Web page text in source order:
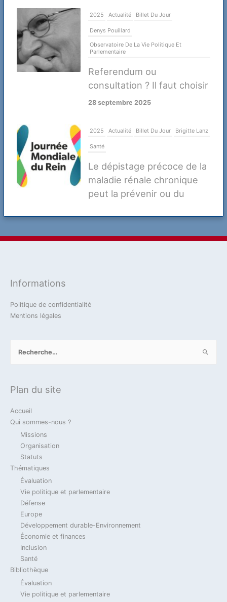
2025 Actualité Billet Du Jour
Denys Pouillard
Observatoire De La Vie Politique Et
Parlementaire
Referendum ou
consultation ? Il faut choisir
28 septembre 2025
2025 Actualité Billet Du Jour Brigitte Lanz
Santé
Le dépistage précoce de la
maladie rénale chronique
peut la prévenir ou du
complications
20 mars 2025
La coopération Franco-Allemande en
matière de défense dans la Loi de
programmation militaire 2024-2030 et des
Die deutsch-französische Zusammenarbeit
im Verteidigungsbereich in dem Gesetz zur
militärischen Programmierung (MPG) 2024-
2030 und daraus zu ziehenden
Konsequenzen.
14 novembre 2023
2023 Actualité Billet Du Jour Défense
Loi de Programmation Militaire 2024-2030 &
coopération franco-allemande / Gesetz zur
militärischen Programmierung 2024-2030 &
deutsch-französische Zusammenarbeit
14 novembre 2023
Informations
Politique de confidentialité
Mentions légales
Plan du site
Accueil
Qui sommes-nous ?
Missions
Organisation
Statuts
Thématiques
Évaluation
Vie politique et parlementaire
Défense
Europe
Développement durable-Environnement
Économie et finances
Inclusion
Santé
Bibliothèque
Évaluation
Vie politique et parlementaire